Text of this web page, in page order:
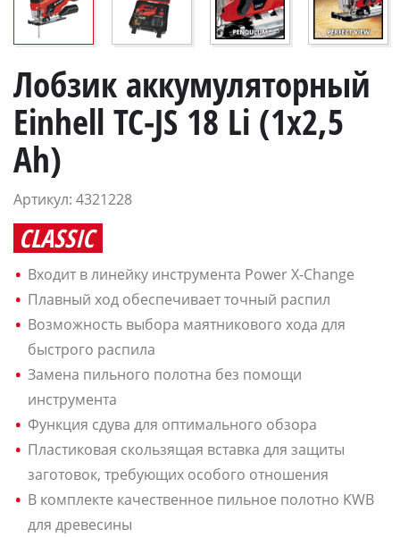
Лобзик аккумуляторный
Einhell TC-JS 18 Li (1x2,5
Ah)
Артикул: 4321228
CLASSIC
Входит в линейку инструмента Power X-Change
Плавный ход обеспечивает точный распил
Возможность выбора маятникового хода для
быстрого распила
Замена пильного полотна без помощи
инструмента
Функция сдува для оптимального обзора
Пластиковая скользящая вставка для защиты
заготовок, требующих особого отношения
В комплекте качественное пильное полотно KWB
для древесины